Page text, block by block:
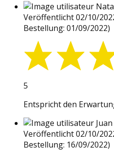
Veröffentlicht 02/10/
Bestellung: 01/09/2022)
5
Entspricht den
Veröffentlicht 02/10/
Bestellung: 16/09/2022)